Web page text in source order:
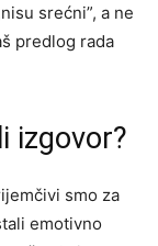
srećni”, a ne
predlog rada
izgovor?
smo za
emotivno